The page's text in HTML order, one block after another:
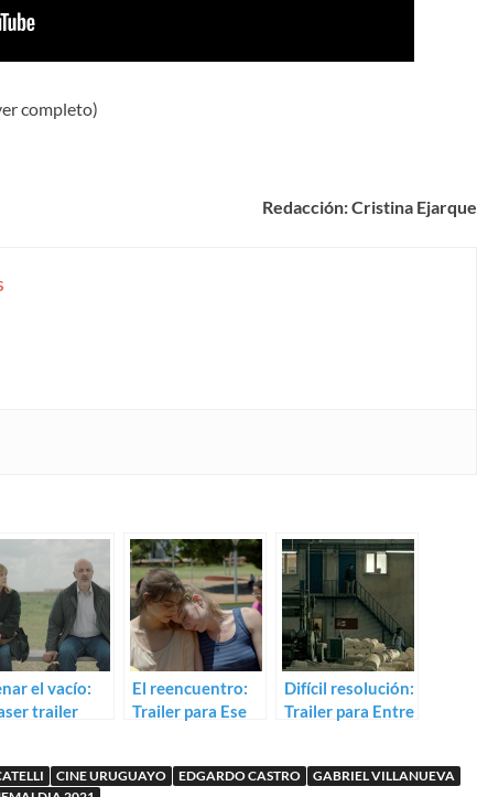
completo)
Redacción: Cristina Ejarque
el vacío:
trailer
El reencuentro:
Trailer para Ese
Difícil resolución:
Trailer para Entre
CINE URUGUAYO EDGARDO CASTRO
GABRIEL VILLANUEVA